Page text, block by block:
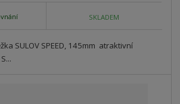
SKLADEM
SULOV SPEED, 145mm atraktivní